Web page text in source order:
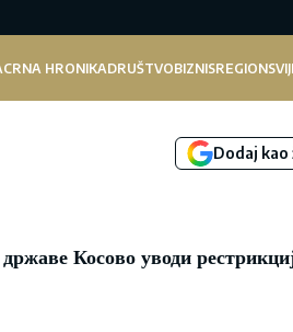
CRNA HRONIKADRUŠTVOBIZNISREGION
Dodaj
Косово уводи